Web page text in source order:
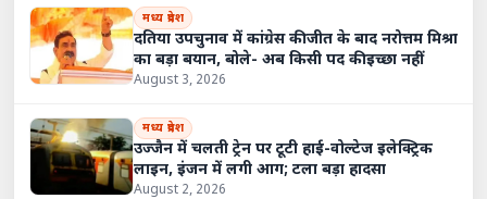
मध्य प्रदेश
दतिया उपचुनाव में कांग्रेस की जीत के बाद नरोत्तम मिश्रा
का बड़ा बयान, बोले- अब किसी पद की इच्छा नहीं
August 3, 2026
मध्य प्रदेश
उज्जैन में चलती ट्रेन पर टूटी हाई-वोल्टेज इलेक्ट्रिक
लाइन, इंजन में लगी आग; टला बड़ा हादसा
August 2, 2026